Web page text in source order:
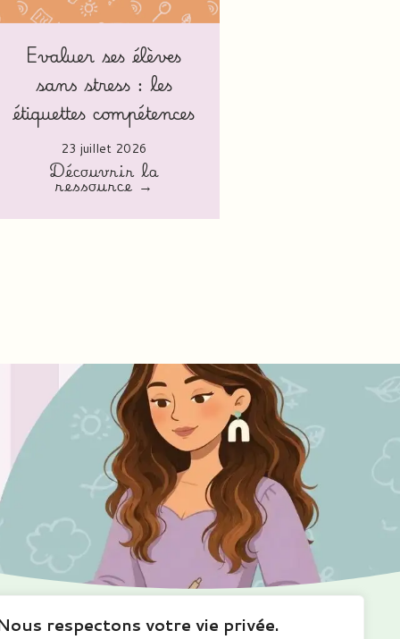
respectons votre vie privée.
Evaluer ses élèves
sans stress : les
étiquettes compétences
23 juillet 2026
Découvrir la
ressource →